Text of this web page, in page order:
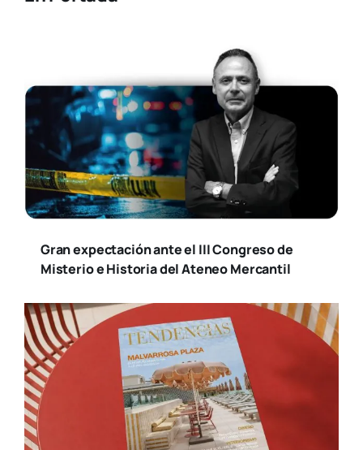
Gran expectación ante el III Congreso de
Misterio e Historia del Ateneo Mercantil